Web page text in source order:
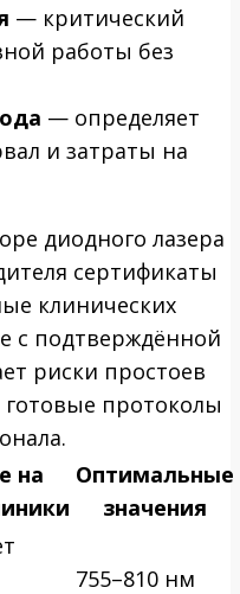
— критический
работы без
— определяет
и затраты на
диодного лазера
сертификаты
клинических
с подтверждённой
риски простоев
готовые протоколы
на
Оптимальные
значения
755–810 нм